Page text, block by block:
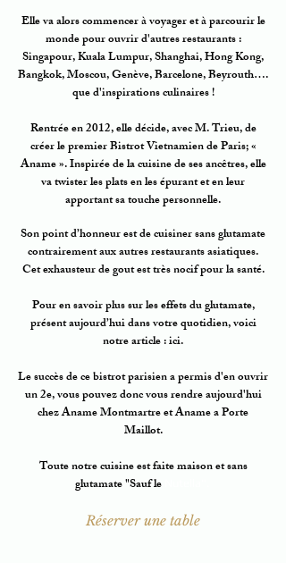
Elle va alors commencer à voyager et à parcourir le
monde pour ouvrir d'autres restaurants :
Singapour, Kuala Lumpur, Shanghai, Hong Kong,
Bangkok, Moscou, Genève, Barcelone, Beyrouth….
que d'inspirations culinaires !
Rentrée en 2012, elle décide, avec M. Trieu, de
créer le premier Bistrot Vietnamien de Paris; «
Aname ». Inspirée de la cuisine de ses ancêtres, elle
va twister les plats en les épurant et en leur
apportant sa touche personnelle.
Son point d’honneur est de cuisiner sans glutamate
contrairement aux autres restaurants asiatiques.
Cet exhausteur de gout est très nocif pour la santé.
Pour en savoir plus sur les effets du glutamate,
présent aujourd’hui dans votre quotidien, voici
notre article : ici.
Le succès de ce bistrot parisien a permis d'en ouvrir
un 2e, vous pouvez donc vous rendre aujourd'hui
chez Aname Montmartre et Aname a Porte
Maillot.
Toute notre cuisine est faite maison et sans
glutamate "Sauf leNutella".
Réserver une table